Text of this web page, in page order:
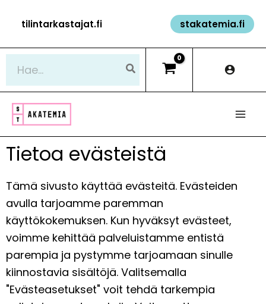
sisältöön
tilintarkastajat.fi stakatemia.fi
Tietoa evästeistä
Tämä sivusto käyttää evästeitä. Evästeiden
avulla tarjoamme paremman
käyttökokemuksen. Kun hyväksyt evästeet,
voimme kehittää palveluistamme entistä
parempia ja pystymme tarjoamaan sinulle
kiinnostavia sisältöjä. Valitsemalla
"Evästeasetukset" voit tehdä tarkempia